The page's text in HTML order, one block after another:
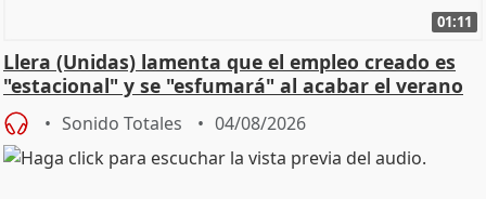
01:11
Llera (Unidas) lamenta que el empleo creado es
"estacional" y se "esfumará" al acabar el verano
Sonido Totales 04/08/2026